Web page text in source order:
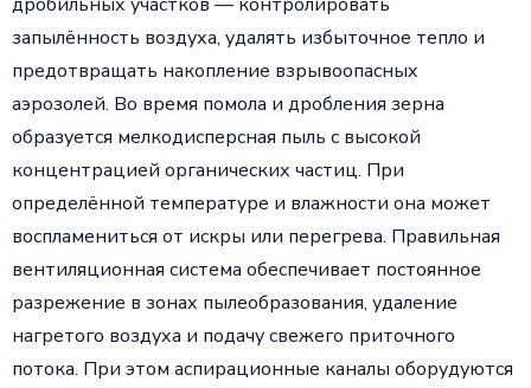
запылённость воздуха, удалять избыточное тепло и
предотвращать накопление взрывоопасных
аэрозолей. Во время помола и дробления зерна
образуется мелкодисперсная пыль с высокой
концентрацией органических частиц. При
определённой температуре и влажности она может
воспламениться от искры или перегрева. Правильная
вентиляционная система обеспечивает постоянное
разрежение в зонах пылеобразования, удаление
нагретого воздуха и подачу свежего приточного
потока. При этом аспирационные каналы оборудуются